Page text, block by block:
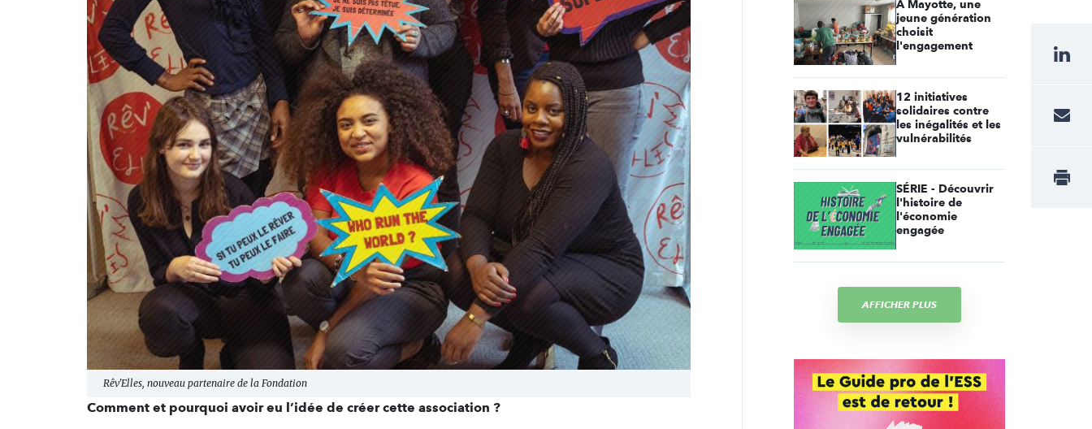
Rêv'Elles, nouveau partenaire de la Fondation
Comment et pourquoi avoir eu l’idée de créer cette association ?
À Mayotte, une
jeune génération
choisit
l'engagement
12 initiatives
solidaires contre
les inégalités et les
vulnérabilités
SÉRIE - Découvrir
l'histoire de
l'économie
engagée
AFFICHER PLUS